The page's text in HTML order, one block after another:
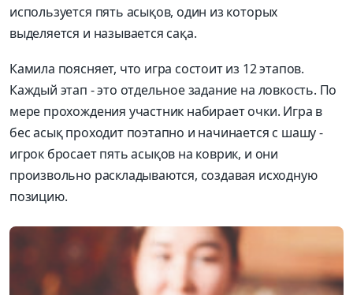
используется пять асықов, один из которых
выделяется и называется сақа.
Камила поясняет, что игра состоит из 12 этапов.
Каждый этап - это отдельное задание на ловкость. По
мере прохождения участник набирает очки. Игра в
бес асық проходит поэтапно и начинается с шашу -
игрок бросает пять асықов на коврик, и они
произвольно раскладываются, создавая исходную
позицию.